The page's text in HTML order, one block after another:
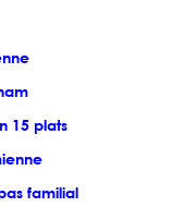
15 plats
familial